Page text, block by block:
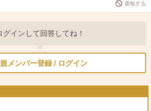
通報する
グインして回答してね！
メンバー登録 / ログイン